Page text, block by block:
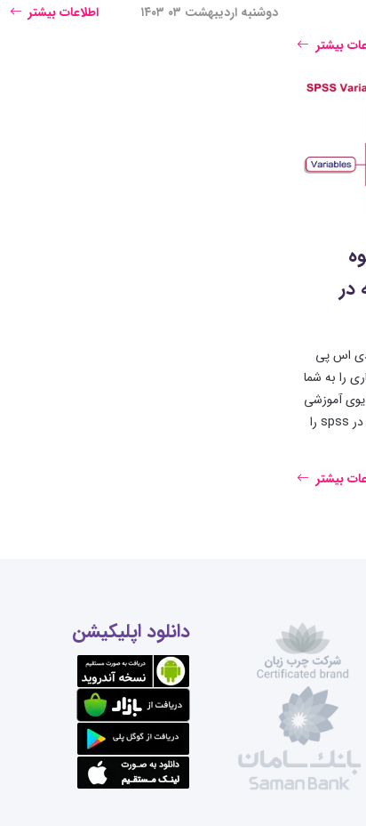
بیشتر
دوشنبه اردیبهشت ۰۳ ۱۴۰۳
اطلاعات بیشتر
در
اس پی
را به شما
آموزشی
با مثال، نحوه تعریف متغیرهای پرسشنامه در spss را
بیشتر
دانلود اپلیکیشن